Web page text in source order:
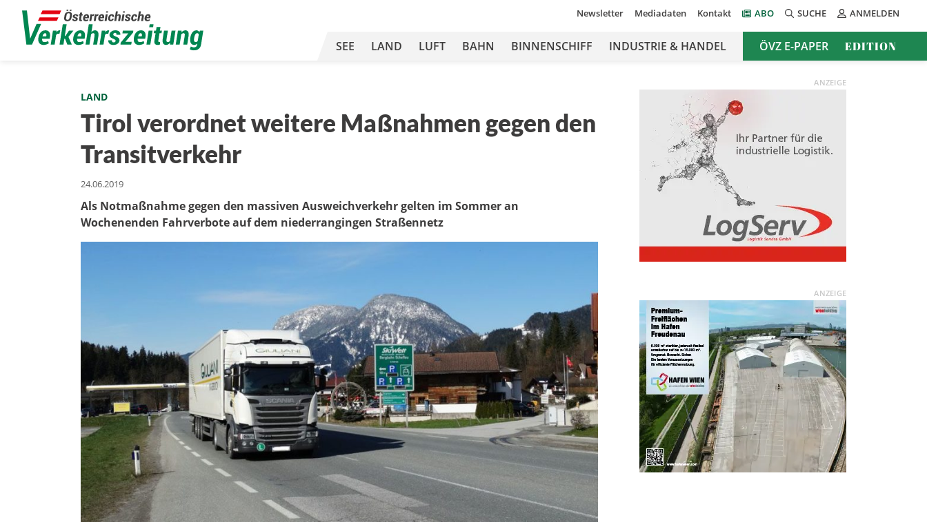
Newsletter Mediadaten Kontakt ABO SUCHE ANMELDEN
SEE LAND LUFT BAHN BINNENSCHIFF INDUSTRIE & HANDEL ÖVZ E-PAPER EDITION
LAND
Tirol verordnet weitere Maßnahmen gegen den
Transitverkehr
24.06.2019
Als Notmaßnahme gegen den massiven Ausweichverkehr gelten im Sommer an
Wochenenden Fahrverbote auf dem niederrangingen Straßennetz
ANZEIGE
ANZEIGE